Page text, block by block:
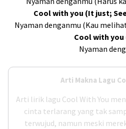
Cool with you (It just;
Nyaman denganmu (Kau
Cool with you
Nyaman
Arti Makna Lagu
Arti lirik lagu Cool With You
cinta terlarang yang tak
terwujud, namun meski